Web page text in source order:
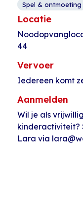
Spel & ontmoeting
Locatie
44
Vervoer
Iedereen komt
Aanmelden
Wil je als
kinderactiviteit?
Lara via